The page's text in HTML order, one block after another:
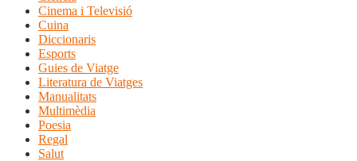
Cinema i Televisió
Cuina
Diccionaris
Esports
Guies de Viatge
Literatura de Viatges
Manualitats
Multimèdia
Poesia
Regal
Salut